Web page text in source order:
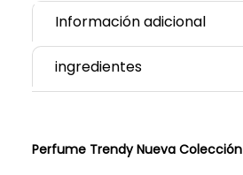
Información adicional
ingredientes
Perfume Trendy Nueva Colección